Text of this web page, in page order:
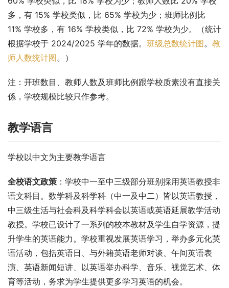
多，有 15% 学校类似，比 65% 学校为少；班师比例比
11% 学校多，有 16% 学校类似，比 72% 学校为少。（统计
根据学校于 2024/2025 学年的数据。 班级总数统计图。 教
师人数统计图。）
注：开班数目、教师人数及班师比例跟学校质素没有直接关
係，学校规模比较只作参考。
教学语言
学校以中文为主要教学语言
全校语文政策 ：学校中一至中三级部分班别採用英语教授非
语文科目。数学科及科学科（中一及中二）皆以英语教授，
中三级生活与社会科及科学科会以英语或英语延展教学活动
教授。学校已设计了一系列的校本教材及学生自学资源，提
升学生的英语能力。学校重视发展英语学习，举办多元化英
语活动，包括英语日、与外籍英语老师对谈、午间英语表
演、英语新闻短讲、以英语举办科学、音乐、视觉艺术、体
育等活动，务求为学生提供更多学习英语的机会。